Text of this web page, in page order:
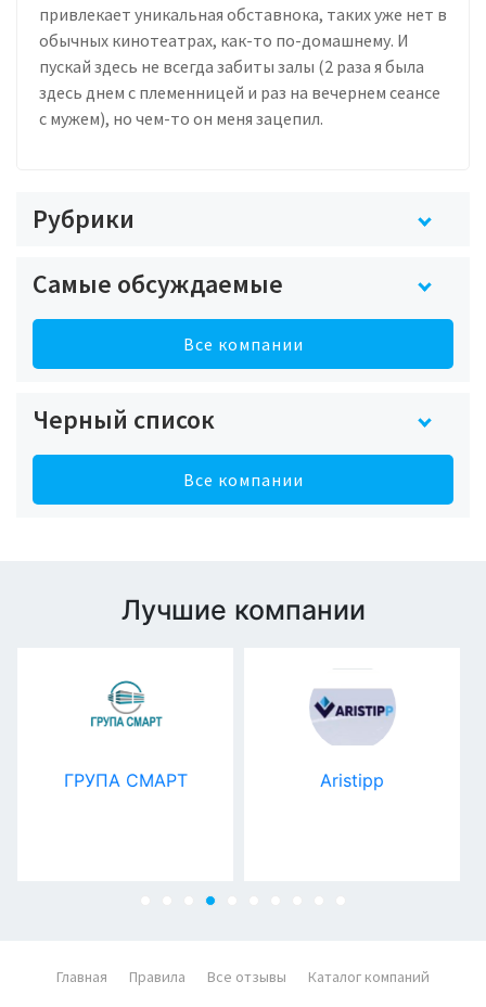
привлекает уникальная обставнока, таких уже нет в
обычных кинотеатрах, как-то по-домашнему. И
пускай здесь не всегда забиты залы (2 раза я была
здесь днем с племенницей и раз на вечернем сеансе
с мужем), но чем-то он меня зацепил.
Рубрики
Самые обсуждаемые
Все компании
Черный список
Все компании
Лучшие компании
Aristipp МУЗАККОРД.РФ
Главная Правила Все отзывы
Каталог компаний